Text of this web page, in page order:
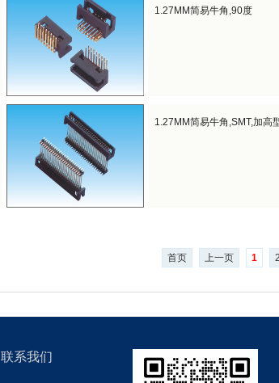
1.27MM简易牛角,90度
1.27MM简易牛角,SMT,加高
首页 上一页 1 2
联系我们